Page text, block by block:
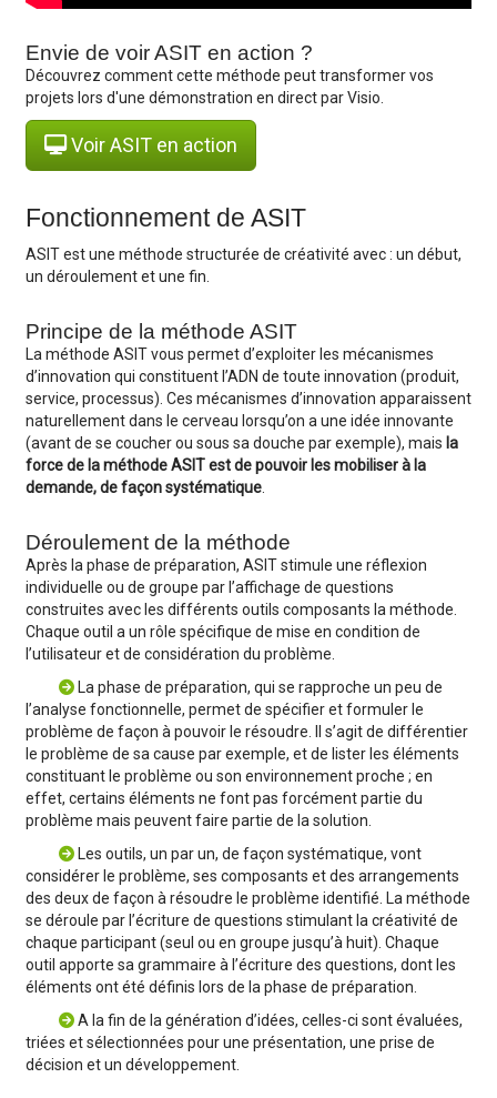
Envie de voir ASIT en action ?
Découvrez comment cette méthode peut transformer vos
projets lors d'une démonstration en direct par Visio.
Voir ASIT en action
Fonctionnement de ASIT
ASIT est une méthode structurée de créativité avec : un début,
un déroulement et une fin.
Principe de la méthode ASIT
La méthode ASIT vous permet d’exploiter les mécanismes
d’innovation qui constituent l’ADN de toute innovation (produit,
service, processus). Ces mécanismes d’innovation apparaissent
naturellement dans le cerveau lorsqu’on a une idée innovante
(avant de se coucher ou sous sa douche par exemple), mais la
force de la méthode ASIT est de pouvoir les mobiliser à la
demande, de façon systématique
Déroulement de la méthode
Après la phase de préparation, ASIT stimule une réflexion
individuelle ou de groupe par l’affichage de questions
construites avec les différents outils composants la méthode.
Chaque outil a un rôle spécifique de mise en condition de
l’utilisateur et de considération du problème.
La phase de préparation, qui se rapproche un peu de
l’analyse fonctionnelle, permet de spécifier et formuler le
problème de façon à pouvoir le résoudre. Il s’agit de différentier
le problème de sa cause par exemple, et de lister les éléments
constituant le problème ou son environnement proche ; en
effet, certains éléments ne font pas forcément partie du
problème mais peuvent faire partie de la solution.
Les outils, un par un, de façon systématique, vont
considérer le problème, ses composants et des arrangements
des deux de façon à résoudre le problème identifié. La méthode
se déroule par l’écriture de questions stimulant la créativité de
chaque participant (seul ou en groupe jusqu’à huit). Chaque
outil apporte sa grammaire à l’écriture des questions, dont les
éléments ont été définis lors de la phase de préparation.
A la fin de la génération d’idées, celles-ci sont évaluées,
triées et sélectionnées pour une présentation, une prise de
décision et un développement.